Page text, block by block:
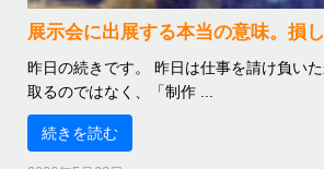
展示会に出展する本当の意味。損
昨日の続きです。 昨日は仕事を請け負い
取るのではなく、「制作 ...
続きを読む